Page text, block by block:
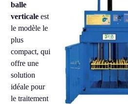
balle
verticale est
le modèle le
plus
compact, qui
offre une
solution
idéale pour
le traitement